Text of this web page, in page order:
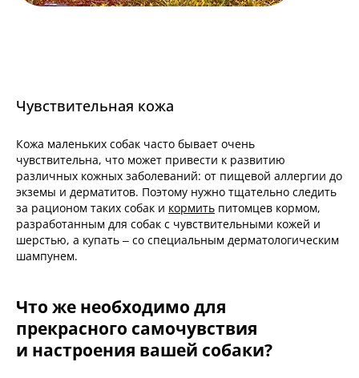
Чувствительная кожа
Кожа маленьких собак часто бывает очень
чувствительна, что может привести к развитию
различных кожных заболеваний: от пищевой аллергии до
экземы и дерматитов. Поэтому нужно тщательно следить
за рационом таких собак и кормить питомцев кормом,
разработанным для собак с чувствительными кожей и
шерстью, а купать – со специальным дерматологическим
шампунем.
Что же необходимо для
прекрасного самочувствия
и настроения вашей собаки?